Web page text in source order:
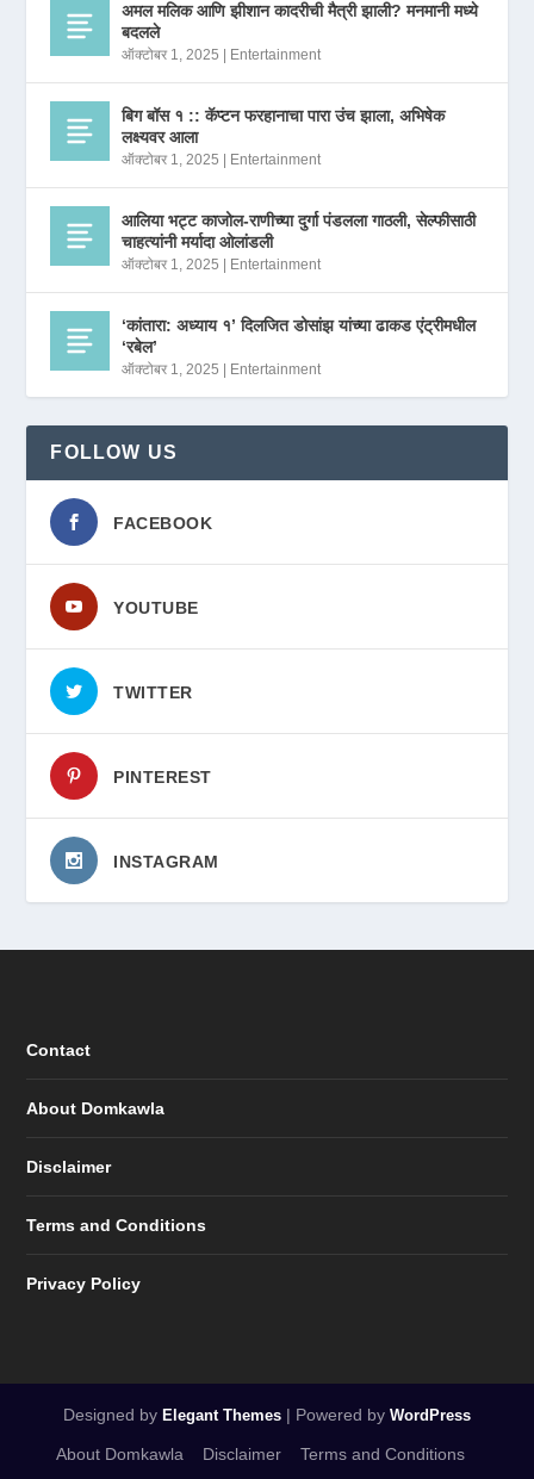
अमल मलिक आणि झीशान कादरीची मैत्री झाली? मनमानी मध्ये
बदलले
ऑक्टोबर 1, 2025 Entertainment
बिग बॉस १ :: कॅप्टन फरहानाचा पारा उंच झाला, अभिषेक
लक्ष्यवर आला
ऑक्टोबर 1, 2025 Entertainment
आलिया भट्ट काजोल-राणीच्या दुर्गा पंडलला गाठली, सेल्फीसाठी
चाहत्यांनी मर्यादा ओलांडली
ऑक्टोबर 1, 2025 Entertainment
‘कांतारा: अध्याय १’ दिलजित डोसांझ यांच्या ढाकड एंट्रीमधील
‘रबेल’
ऑक्टोबर 1, 2025 Entertainment
FOLLOW US
FACEBOOK
YOUTUBE
TWITTER
PINTEREST
INSTAGRAM
Contact
About Domkawla
Disclaimer
Terms and Conditions
Privacy Policy
Designed by Elegant Themes | Powered by WordPress
About Domkawla Disclaimer Terms and Conditions